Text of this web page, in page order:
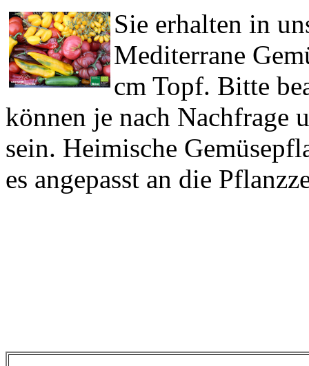
Sie erhalten in
Mediterrane
cm Topf. Bitte
können je nach Nachfrage
sein. Heimische
es angepasst an die